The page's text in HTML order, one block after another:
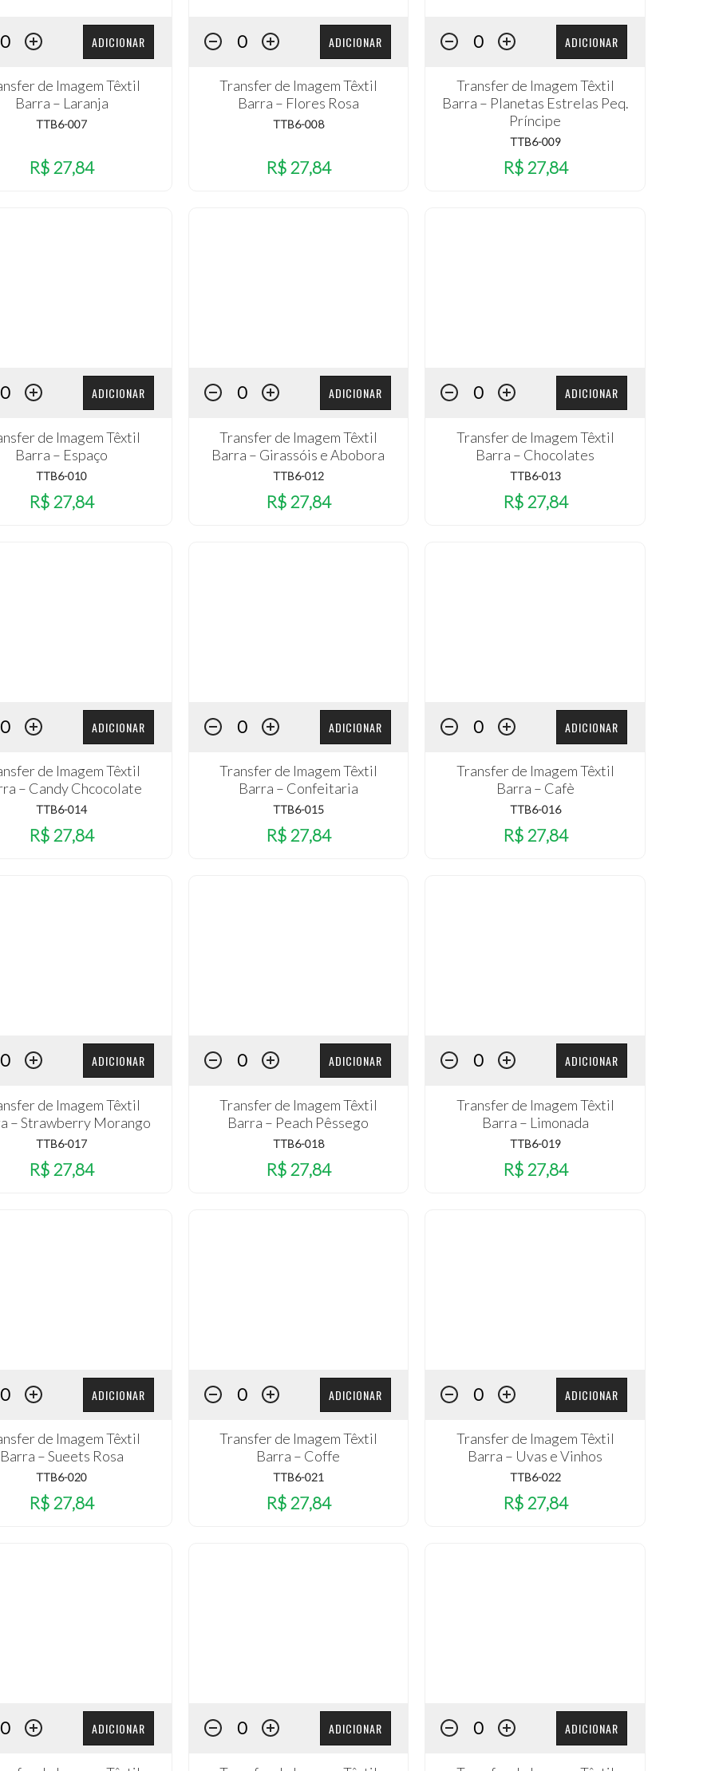
ADICIONAR
de Imagem Têxtil
Barra – Laranja
TTB6-007
R$ 27,84
ADICIONAR
Transfer de Imagem Têxtil
Barra – Flores Rosa
TTB6-008
R$ 27,84
ADICIONAR
Transfer de Imagem Têxtil
Barra – Planetas Estrelas Peq.
Príncipe
TTB6-009
R$ 27,84
ADICIONAR
de Imagem Têxtil
Barra – Espaço
TTB6-010
R$ 27,84
ADICIONAR
Transfer de Imagem Têxtil
Barra – Girassóis e Abobora
TTB6-012
R$ 27,84
ADICIONAR
Transfer de Imagem Têxtil
Barra – Chocolates
TTB6-013
R$ 27,84
ADICIONAR
de Imagem Têxtil
– Candy Chcocolate
TTB6-014
R$ 27,84
ADICIONAR
Transfer de Imagem Têxtil
Barra – Confeitaria
TTB6-015
R$ 27,84
ADICIONAR
Transfer de Imagem Têxtil
Barra – Cafè
TTB6-016
R$ 27,84
ADICIONAR
de Imagem Têxtil
– Strawberry Morango
TTB6-017
R$ 27,84
ADICIONAR
Transfer de Imagem Têxtil
Barra – Peach Pêssego
TTB6-018
R$ 27,84
ADICIONAR
Transfer de Imagem Têxtil
Barra – Limonada
TTB6-019
R$ 27,84
ADICIONAR
de Imagem Têxtil
Barra – Sueets Rosa
TTB6-020
R$ 27,84
ADICIONAR
Transfer de Imagem Têxtil
Barra – Coffe
TTB6-021
R$ 27,84
ADICIONAR
Transfer de Imagem Têxtil
Barra – Uvas e Vinhos
TTB6-022
R$ 27,84
ADICIONAR ADICIONAR ADICIONAR